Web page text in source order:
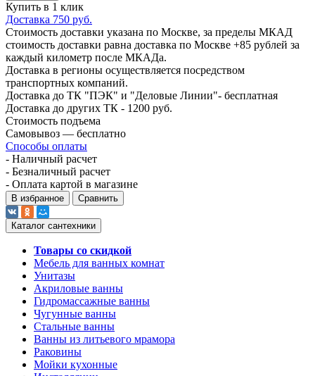
Купить в 1 клик
Доставка 750 руб.
Стоимость доставки указана по Москве, за пределы МКАД
стоимость доставки равна доставка по Москве +85 рублей за
каждый километр после МКАДа.
Доставка в регионы осуществляется посредством
транспортных компаний.
Доставка до ТК "ПЭК" и "Деловые Линии"- бесплатная
Доставка до других ТК - 1200 руб.
Стоимость подъема
Самовывоз — бесплатно
Способы оплаты
- Наличный расчет
- Безналичный расчет
- Оплата картой в магазине
В избранное Сравнить
Каталог сантехники
Товары со скидкой
Мебель для ванных комнат
Унитазы
Акриловые ванны
Гидромассажные ванны
Чугунные ванны
Стальные ванны
Ванны из литьевого мрамора
Раковины
Мойки кухонные